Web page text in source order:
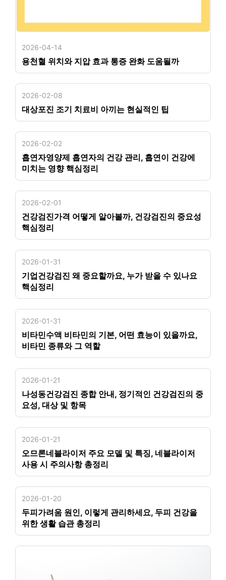
2026-04-14
용천혈 위치와 지압 효과 통증 완화 도움될까
2026-02-08
대상포진 조기 치료비 아끼는 현실적인 팁
2026-02-02
흡연자영양제 흡연자의 건강 관리, 흡연이 건강에
미치는 영향 핵심정리
2026-02-01
건강검진가격 어떻게 알아볼까, 건강검진의 중요성
핵심정리
2026-01-31
기업건강검진 왜 중요할까요, 누가 받을 수 있나요
핵심정리
2026-01-31
비타민수액 비타민의 기본, 어떤 효능이 있을까요,
비타민 종류와 그 역할
2026-01-21
나성동건강검진 종합 안내, 정기적인 건강검진의 중
요성, 대상 및 항목
2026-01-21
오므론네블라이저 주요 모델 및 특징, 네블라이저
사용 시 주의사항 총정리
2026-01-20
두피가려움 원인, 이렇게 관리하세요, 두피 건강을
위한 생활 습관 총정리